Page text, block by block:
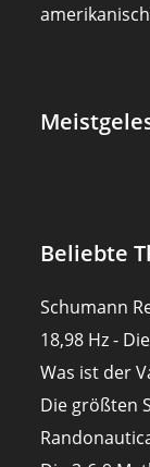
Beliebte
Schumann
18,98 Hz -
Was ist der
Die größten